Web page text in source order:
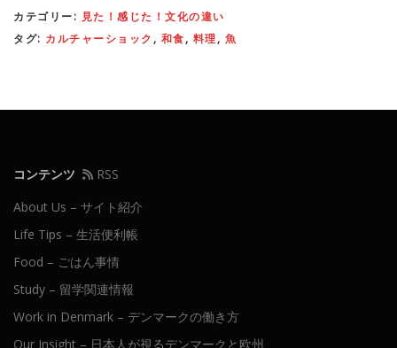
カテゴリー: 見た！感じた！文化の違い
タグ: カルチャーショック , 和食, 料理, 魚
コンテンツ
RSS
About Us – サイト紹介
Life Tips – 生活便利帳
Food – ごはん事情
Study – 留学関連情報
Work in Denmark – デンマークの働き方
Our Insight – 日本人が視るデンマークと欧州